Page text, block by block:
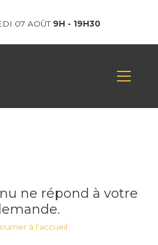
07 AOÛT 9H - 19H30
ne répond à votre
à l'accueil